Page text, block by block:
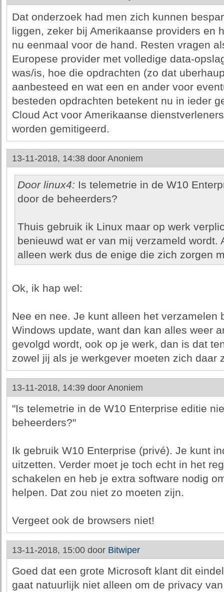
Dat onderzoek had men zich kunnen
liggen, zeker bij Amerikaanse providers en
nu eenmaal voor de hand. Resten vragen
Europese provider met volledige data-
was/is, hoe die opdrachten (zo dat
aanbesteed en wat een en ander voor
besteden opdrachten betekent nu in ieder
Cloud Act voor Amerikaanse
worden gemitigeerd.
13-11-2018, 14:38 door Anoniem
Door linux4: Is telemetrie in de W10
door de beheerders?
Thuis gebruik ik Linux maar op werk
benieuwd wat er van mij verzameld wordt.
alleen werk dus de enige die zich zorgen
Ok, ik hap wel:
Nee en nee. Je kunt alleen het verzamelen
Windows update, want dan kan alles weer
gevolgd wordt, ook op je werk, dan is dat
zowel jij als je werkgever moeten zich daar
13-11-2018, 14:39 door Anoniem
"Is telemetrie in de W10 Enterprise editie
beheerders?"
Ik gebruik W10 Enterprise (privé). Je kunt
uitzetten. Verder moet je toch echt in het
schakelen en heb je extra software nodig
helpen. Dat zou niet zo moeten zijn.
Vergeet ook de browsers niet!
13-11-2018, 15:00 door Bitwiper
Goed dat een grote Microsoft klant dit
gaat natuurlijk niet alleen om de privacy